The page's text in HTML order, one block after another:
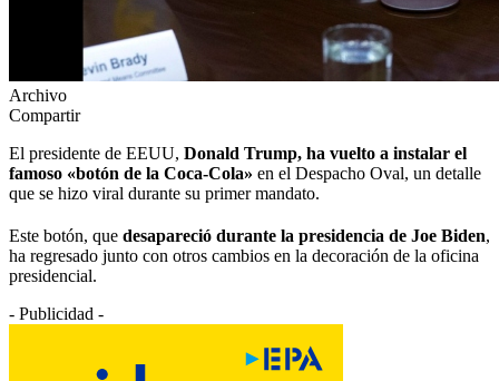
Archivo
Compartir
El presidente de EEUU, Donald Trump, ha vuelto a instalar el
famoso «botón de la Coca-Cola» en el Despacho Oval, un detalle
que se hizo viral durante su primer mandato.
Este botón, que desapareció durante la presidencia de Joe Biden,
ha regresado junto con otros cambios en la decoración de la oficina
presidencial.
- Publicidad -